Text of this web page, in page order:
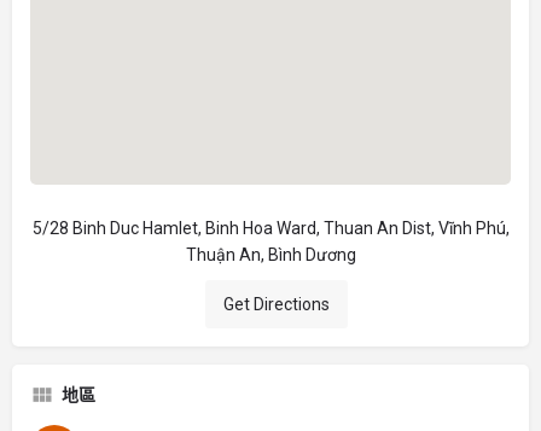
5/28 Binh Duc Hamlet, Binh Hoa Ward, Thuan An Dist, Vĩnh Phú,
Thuận An, Bình Dương
Get Directions
地區